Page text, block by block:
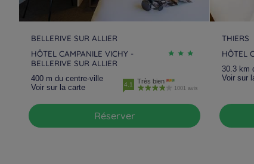
BELLERIVE SUR ALLIER
HÔTEL CAMPANILE VICHY -
BELLERIVE SUR ALLIER
400 m du centre-ville
Voir sur la carte
4.1 Très bien
1001 avis
Réserver
THIERS
HÔTEL
30.3 km
Voir sur